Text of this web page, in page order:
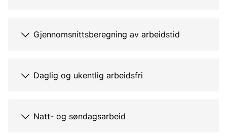
Gjennomsnittsberegning av arbeidstid
Daglig og ukentlig arbeidsfri
Natt- og søndagsarbeid